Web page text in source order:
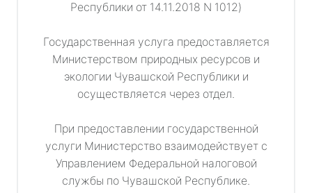
Республики от 14.11.2018 N 1012)
Государственная услуга предоставляется
Министерством природных ресурсов и
экологии Чувашской Республики и
осуществляется через отдел.
При предоставлении государственной
услуги Министерство взаимодействует с
Управлением Федеральной налоговой
службы по Чувашской Республике.